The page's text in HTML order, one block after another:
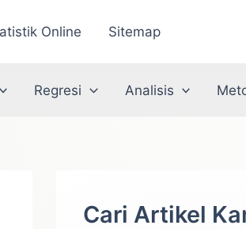
Online Sitemap
Regresi Analisis
Cari Artikel